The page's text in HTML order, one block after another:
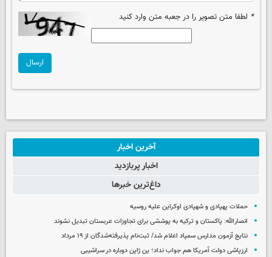
* لطفا متن تصویر را در جعبه متن وارد کنید
ارسال
آخرین اخبار
اخبار پربازدید
داغ‌ترین خبرها
حملات پهپادی و شهپادی اوکراین علیه روسیه
انصارالله: پاکستان و ترکیه به پوششی برای تجاوزات عربستان تبدیل نشوند
نتایج آزمون مدارس سمپاد اعلام شد/ ثبت‌نام پذیرفته‌شدگان از ۱۹ مرداد
ارزپاشی دولت آمریکا هم جواب نداد؛ ین ژاپن دوباره در سراشیبی